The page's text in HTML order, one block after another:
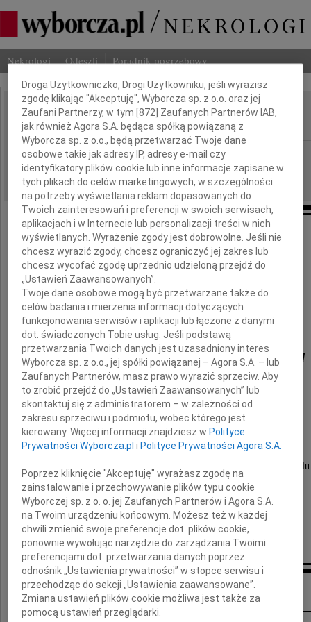
Nekrologi Odeszli Poradnik pogrzebowy
IMIĘ I NAZWISKO: Jarosław Florczak
REGION: Warszawa, cała Polska
DATA EMISJI: 16.04.2010
Z wielkim bólem przyjęliśmy wiadomość
o tragicznej śmierci
Jarosława Florczaka
Córce, Żonie i Rodzinie
składamy wyrazy głębokiego współczucia i żalu
koleżanki i koledzy z klasy III B
wraz z wychowawczynią i rodzicami
Inne kondolencje
Dbamy o Twoją prywatność
Droga Użytkowniczko, Drogi Użytkowniku, jeśli wyrazisz
zgodę klikając "Akceptuję", Wyborcza sp. z o.o. oraz jej
Zaufani Partnerzy, w tym [872 ] Zaufanych Partnerów IAB,
jak również Agora S.A. będąca spółką powiązaną z
Wyborcza sp. z o.o., będą przetwarzać Twoje dane
osobowe takie jak adresy IP, adresy e-mail czy
identyfikatory plików cookie lub inne informacje zapisane w
tych plikach do celów marketingowych, w szczególności
na potrzeby wyświetlania reklam dopasowanych do
Twoich zainteresowań i preferencji w swoich serwisach,
aplikacjach i w Internecie lub personalizacji treści w nich
wyświetlanych. Wyrażenie zgody jest dobrowolne. Jeśli nie
chcesz wyrazić zgody, chcesz ograniczyć jej zakres lub
chcesz wycofać zgodę uprzednio udzieloną przejdź do
„Ustawień Zaawansowanych”.
Twoje dane osobowe mogą być przetwarzane także do
celów badania i mierzenia informacji dotyczących
funkcjonowania serwisów i aplikacji lub łączone z danymi
dot. świadczonych Tobie usług. Jeśli podstawą
przetwarzania Twoich danych jest uzasadniony interes
Wyborcza sp. z o.o., jej spółki powiązanej – Agora S.A. – lub
Zaufanych Partnerów, masz prawo wyrazić sprzeciw. Aby
to zrobić przejdź do „Ustawień Zaawansowanych” lub
skontaktuj się z administratorem – w zależności od
zakresu sprzeciwu i podmiotu, wobec którego jest
kierowany. Więcej informacji znajdziesz w Polityce
Prywatności Wyborcza.pl i Polityce Prywatności Agora S.A.
Poprzez kliknięcie "Akceptuję" wyrażasz zgodę na
zainstalowanie i przechowywanie plików typu cookie
Wyborczej sp. z o. o. jej Zaufanych Partnerów i Agora S.A.
na Twoim urządzeniu końcowym. Możesz też w każdej
chwili zmienić swoje preferencje dot. plików cookie,
ponownie wywołując narzędzie do zarządzania Twoimi
preferencjami dot. przetwarzania danych poprzez
odnośnik „Ustawienia prywatności” w stopce serwisu i
przechodząc do sekcji „Ustawienia zaawansowane”.
Zmiana ustawień plików cookie możliwa jest także za
pomocą ustawień przeglądarki.